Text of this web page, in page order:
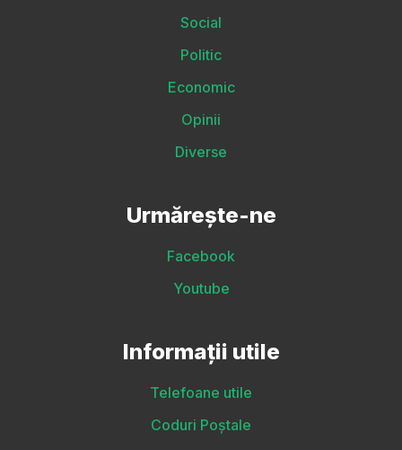
Social
Politic
Economic
Opinii
Diverse
Urmărește-ne
Facebook
Youtube
Informații utile
Telefoane utile
Coduri Poștale